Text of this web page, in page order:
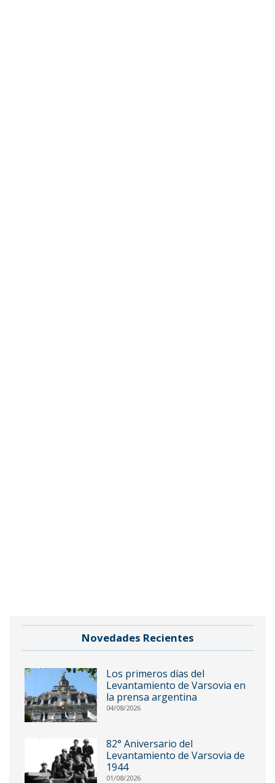
Novedades Recientes
Los primeros días del
Levantamiento de Varsovia en
la prensa argentina
04/08/2026
82° Aniversario del
Levantamiento de Varsovia de
1944
01/08/2026